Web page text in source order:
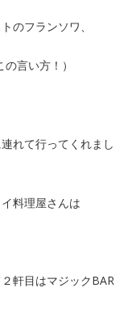
のフランソワ、
言い方！）
れて行ってくれまし
料理屋さんは
軒目はマジックBAR